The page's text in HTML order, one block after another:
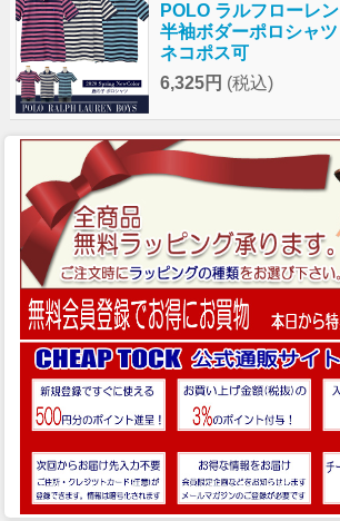
POLO ラルフローレン
半袖ボダーポロシャツ
ネコポス可
6,325円 (税込)